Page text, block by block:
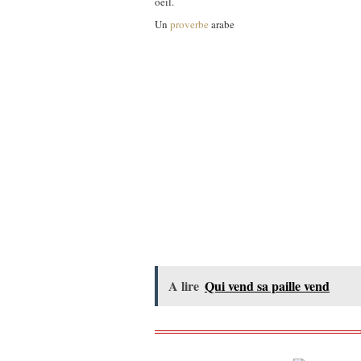
Un proverbe arabe
A lire Qui vend sa paille vend